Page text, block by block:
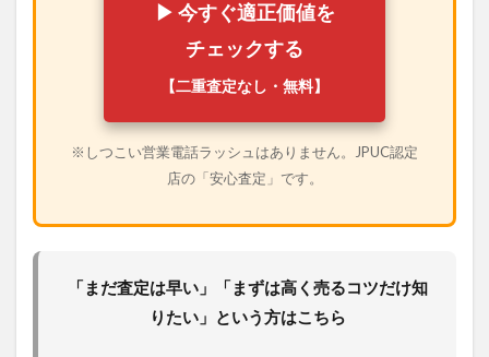
▶ 今すぐ適正価値を
チェックする
【二重査定なし・無料】
※しつこい営業電話ラッシュはありません。JPUC認定
店の「安心査定」です。
「まだ査定は早い」「まずは高く売るコツだけ知
りたい」という方はこちら